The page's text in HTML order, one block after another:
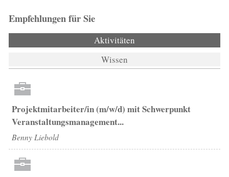
Empfehlungen für Sie
Aktivitäten
Wissen
Projektmitarbeiter/in (m/w/d) mit Schwerpunkt
Veranstaltungsmanagement...
Benny Liebold